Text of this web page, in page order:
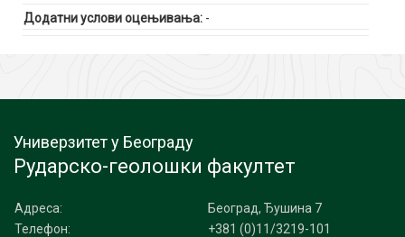
Додатни услови оцењивања: -
Универзитет у Београду
Рударско-геолошки факултет
Адреса:
Београд, Ђушина 7
Телефон:
+381 (0)11/3219-101